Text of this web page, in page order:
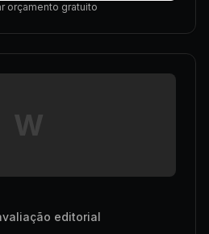
orçamento gratuito
W
editorial